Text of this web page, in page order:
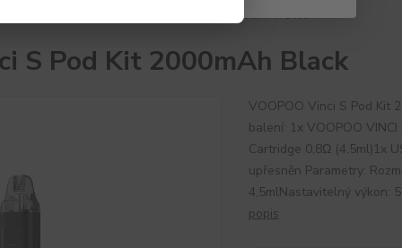
VOOPOO Vinci S Pod Kit 2000mAh Black
S Pod Kit 2000mAh Black
VOOPOO Vinci S Pod Kit
balení: 1x VOOPOO
Cartridge 0,8Ω (4,5ml)1x
upřesněn Parametry:
4,5mlNastavitelný výkon:
popis